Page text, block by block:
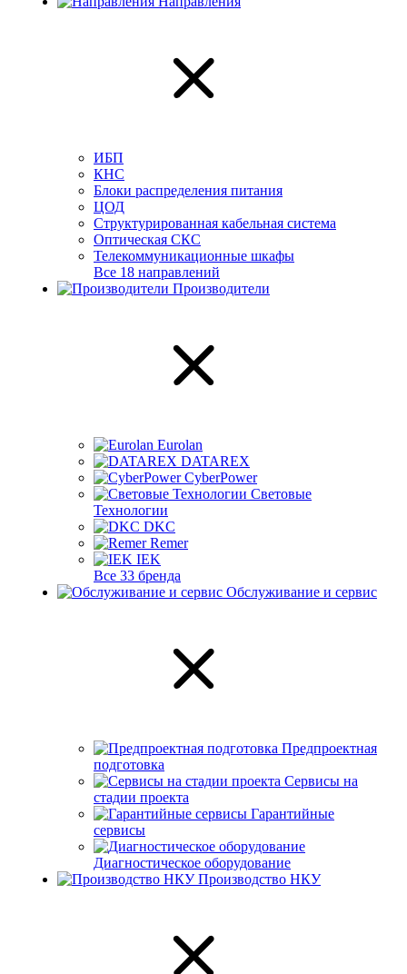
ИБП
КНС
Блоки распределения питания
ЦОД
Структурированная кабельная система
Оптическая СКС
Телекоммуникационные шкафы
Все 18 направлений
Производители
Eurolan
DATAREX
CyberPower
Световые
Технологии
DKC
Remer
IEK
Все 33 бренда
Обслуживание и сервис
Предпроектная
подготовка
Сервисы на
стадии проекта
Гарантийные
сервисы
Диагностическое оборудование
Производство НКУ